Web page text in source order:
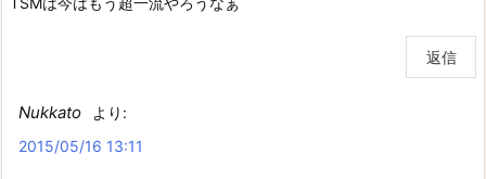
返信
Nukkato
より:
2015/05/16 13:11